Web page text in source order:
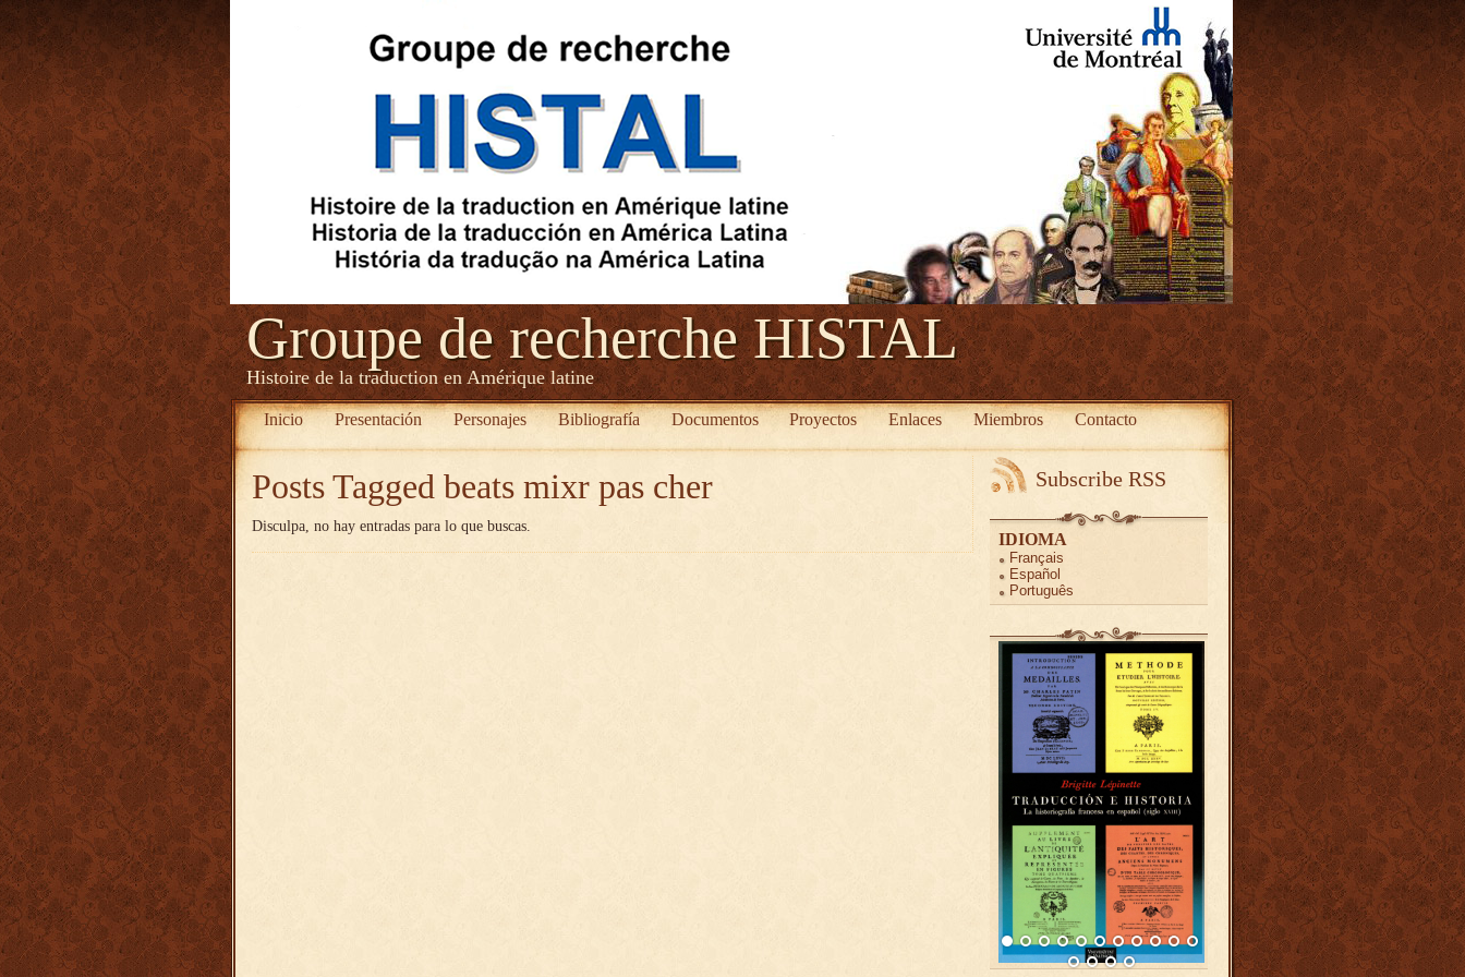
Groupe de recherche HISTAL
Histoire de la traduction en Amérique latine
Inicio Presentación Personajes Bibliografía Documentos Proyectos Enlaces Miembros Contacto
Posts Tagged beats mixr pas cher
Disculpa, no hay entradas para lo que buscas.
Subscribe RSS
IDIOMA
Français
Español
Português